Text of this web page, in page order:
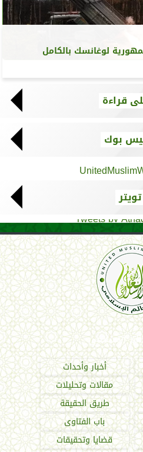
لوغانسك بالكامل
قراءة
بوك
تويتر
Tweets by
الإسلامي
أخبار وأحداث
مقالات وتحليلات
طريق الحقيقة
باب الفتاوى
قضايا وتحقيقات